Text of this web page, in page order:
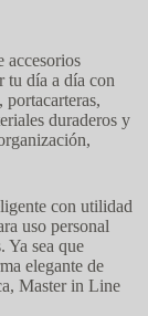
accesorios
tu día a día con
duraderos y
con utilidad
uso personal
Ya sea que
elegante de
Master in Line